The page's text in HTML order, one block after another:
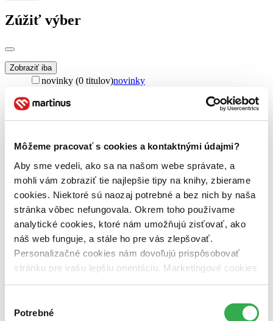
Môžeme pracovať s cookies a kontaktnými údajmi?
Aby sme vedeli, ako sa na našom webe správate, a
mohli vám zobraziť tie najlepšie tipy na knihy, zbierame
cookies. Niektoré sú naozaj potrebné a bez nich by naša
stránka vôbec nefungovala. Okrem toho používame
analytické cookies, ktoré nám umožňujú zisťovať, ako
náš web funguje, a stále ho pre vás zlepšovať.
Personalizačné cookies nám dovoľujú prispôsobovať
stránku pre vašu lepšiu orientáciu. Marketingové cookies
nám zas umožňujú zobrazenie relevantnej reklamy.
nám pomohlo, keby sme mohli používať všetky tieto
súhlasu
Potrebné
Zúžiť výber
Zobraziť iba
novinky (0 titulov)novinky
pripravujeme (0 titulov)pripravujeme
dostupná (bez vypredaných) (0 titulov)dostupná (bez
vypredaných)
Nové / čítané
nová (0 titulov)nová
čítaná (0 titulov)čítaná
čítaná - výborný stav (0 titulov)
čítaná - výborný stav
čítaná - mierne opotrebovaná (0 titulov)
opotrebovaná
čítané verzie vypredaných kníh (0 titulov)čítané verzie